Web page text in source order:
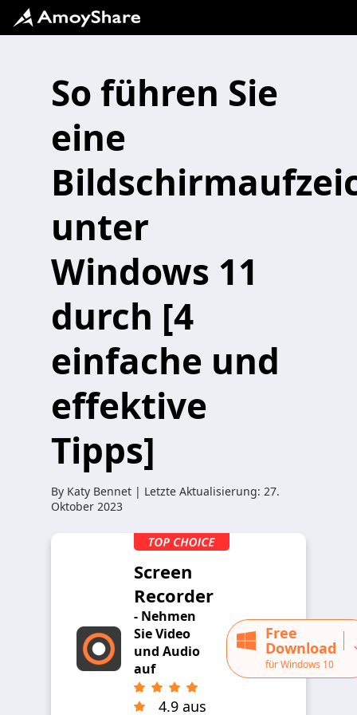
So führen Sie
eine
unter
Windows 11
durch [4
einfache und
effektive
Tipps]
By Katy Bennet | Letzte Aktualisierung: 27.
Oktober 2023
Screen
Recorder
- Nehmen
Sie Video
und Audio
auf
4.9 aus
Free
Download
für Windows 10